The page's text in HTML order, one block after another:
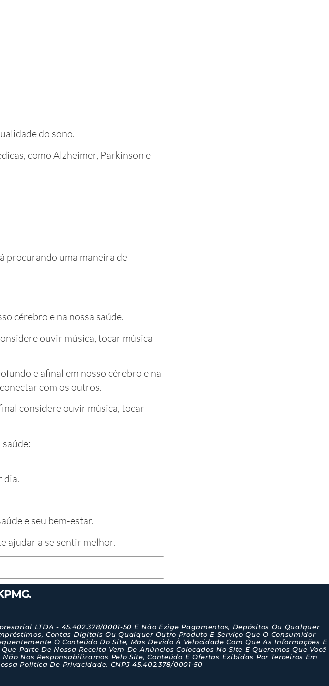
do sono.
como Alzheimer, Parkinson e
procurando uma maneira de
cérebro e na nossa saúde.
ouvir música, tocar música
e afinal em nosso cérebro e na
com os outros.
considere ouvir música, tocar
dia.
e seu bem-estar.
ajudar a se sentir melhor.
LTDA - 45.402.378/0001-50 E Não Exige Pagamentos, Depósitos Ou Qualquer
Contas Digitais Ou Qualquer Outro Produto E Serviço Que O Consumidor
O Conteúdo Do Site, Mas Devido À Velocidade Com Que As Informações E
Parte De Nossa Receita Vem De Anúncios Colocados No Site E Queremos Que Você
Nos Responsabilizamos Pelo Site, Conteúdo E Ofertas Exibidas Por Terceiros Em
Política De Privacidade. CNPJ 45.402.378/0001-50